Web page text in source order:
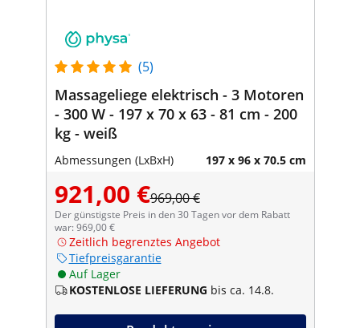
(5)
Massageliege elektrisch - 3 Motoren
- 300 W - 197 x 70 x 63 - 81 cm - 200
kg - weiß
Abmessungen (LxBxH) 197 x 96 x 70.5 cm
921,00 €969,00 €
Der günstigste Preis in den 30 Tagen vor dem Rabatt
war: 969,00 €
Zeitlich begrenztes Angebot
Tiefpreisgarantie
Auf Lager
KOSTENLOSE LIEFERUNG bis ca. 14.8.